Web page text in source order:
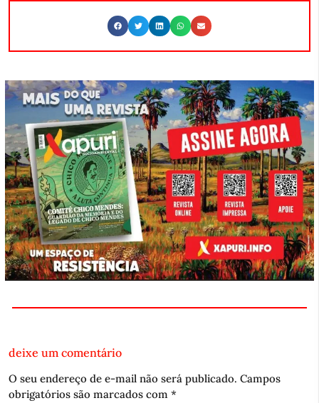
deixe um comentário
O seu endereço de e-mail não será publicado. Campos
obrigatórios são marcados com *